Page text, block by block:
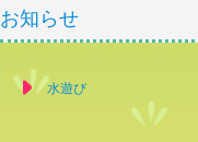
お知らせ
水遊び